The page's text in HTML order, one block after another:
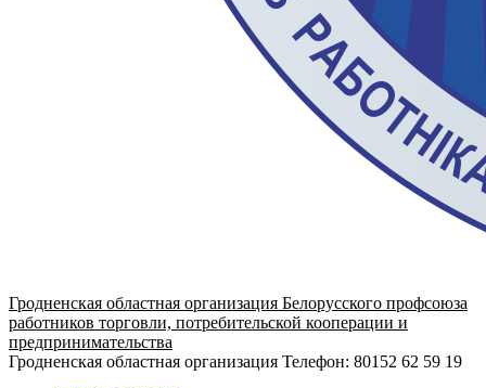
Гродненская областная организация Белорусского профсоюза
работников торговли, потребительской кооперации и
предпринимательства
Гродненская областная организация Телефон: 80152 62 59 19